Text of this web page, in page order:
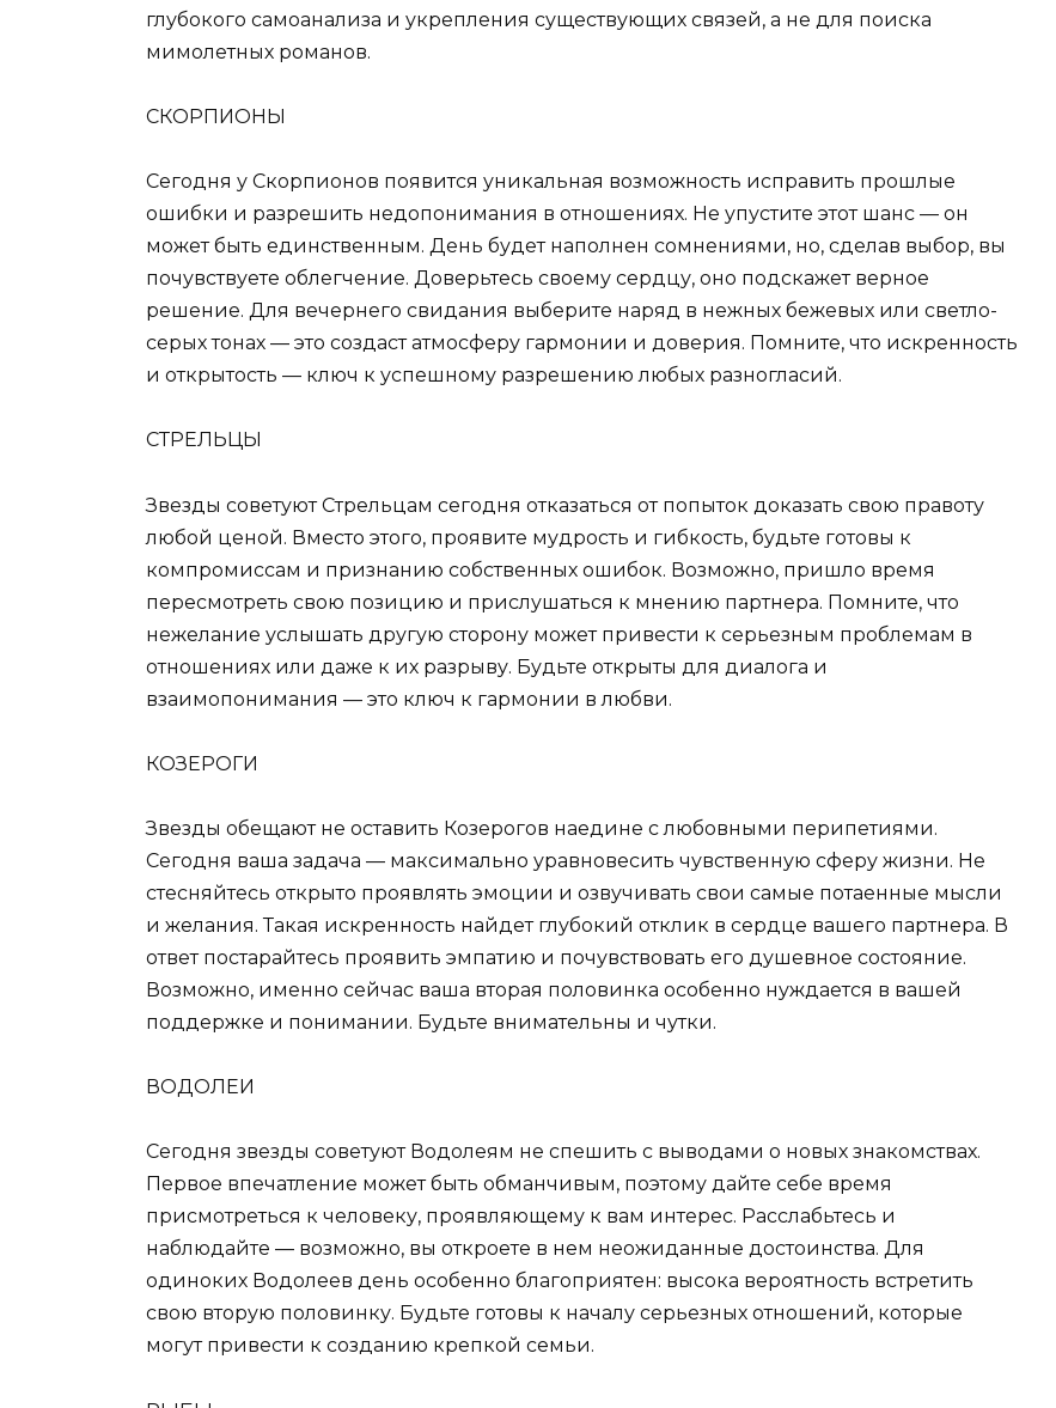
глубокого самоанализа и укрепления существующих связей, а не для поиска
мимолетных романов.
СКОРПИОНЫ
Сегодня у Скорпионов появится уникальная возможность исправить прошлые
ошибки и разрешить недопонимания в отношениях. Не упустите этот шанс — он
может быть единственным. День будет наполнен сомнениями, но, сделав выбор, вы
почувствуете облегчение. Доверьтесь своему сердцу, оно подскажет верное
решение. Для вечернего свидания выберите наряд в нежных бежевых или светло-
серых тонах — это создаст атмосферу гармонии и доверия. Помните, что искренность
и открытость — ключ к успешному разрешению любых разногласий.
СТРЕЛЬЦЫ
Звезды советуют Стрельцам сегодня отказаться от попыток доказать свою правоту
любой ценой. Вместо этого, проявите мудрость и гибкость, будьте готовы к
компромиссам и признанию собственных ошибок. Возможно, пришло время
пересмотреть свою позицию и прислушаться к мнению партнера. Помните, что
нежелание услышать другую сторону может привести к серьезным проблемам в
отношениях или даже к их разрыву. Будьте открыты для диалога и
взаимопонимания — это ключ к гармонии в любви.
КОЗЕРОГИ
Звезды обещают не оставить Козерогов наедине с любовными перипетиями.
Сегодня ваша задача — максимально уравновесить чувственную сферу жизни. Не
стесняйтесь открыто проявлять эмоции и озвучивать свои самые потаенные мысли
и желания. Такая искренность найдет глубокий отклик в сердце вашего партнера. В
ответ постарайтесь проявить эмпатию и почувствовать его душевное состояние.
Возможно, именно сейчас ваша вторая половинка особенно нуждается в вашей
поддержке и понимании. Будьте внимательны и чутки.
ВОДОЛЕИ
Сегодня звезды советуют Водолеям не спешить с выводами о новых знакомствах.
Первое впечатление может быть обманчивым, поэтому дайте себе время
присмотреться к человеку, проявляющему к вам интерес. Расслабьтесь и
наблюдайте — возможно, вы откроете в нем неожиданные достоинства. Для
одиноких Водолеев день особенно благоприятен: высока вероятность встретить
свою вторую половинку. Будьте готовы к началу серьезных отношений, которые
могут привести к созданию крепкой семьи.